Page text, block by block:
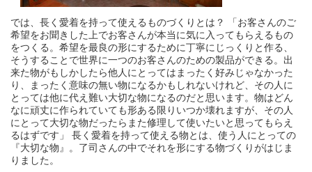
では、長く愛着を持って使えるものづくりとは？ 「お客さんのご
希望をお聞きした上でお客さんが本当に気に入ってもらえるもの
をつくる。希望を最良の形にするために丁寧にじっくりと作る、
そうすることで世界に一つのお客さんのための製品ができる。出
来た物がもしかしたら他人にとってはまったく好みじゃなかった
り、まったく意味の無い物になるかもしれないけれど、その人に
とっては他に代え難い大切な物になるのだと思います。物はどん
なに頑丈に作られていても形ある限りいつか壊れますが、その人
にとって大切な物だったらまた修理して使いたいと思ってもらえ
るはずです」 長く愛着を持って使える物とは、使う人にとっての
『大切な物』。了司さんの中でそれを形にする物づくりがはじま
りました。